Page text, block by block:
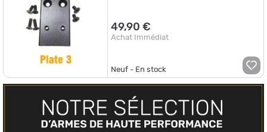
49,90 €
Achat Immédiat
Neuf - En stock